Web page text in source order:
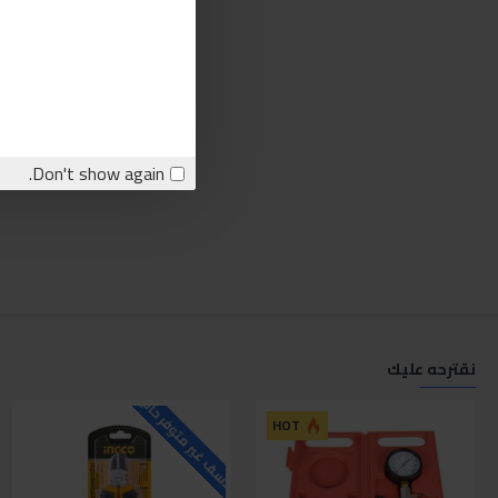
Don't show again.
نقترحه عليك
HOT للاسف غير متوفر حاليا